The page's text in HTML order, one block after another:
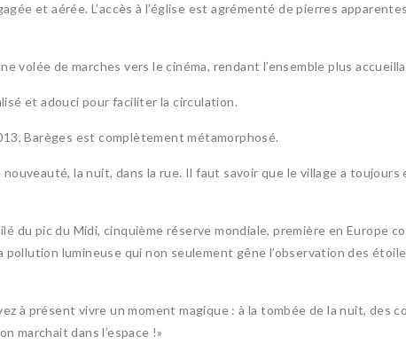
et aérée. L’accès à l’église est agrémenté de pierres
volée de marches vers le cinéma, rendant l’ensemble plus
et adouci pour faciliter la circulation.
Barèges est complètement métamorphosé.
la nuit, dans la rue. Il faut savoir que le village a toujours
pic du Midi, cinquième réserve mondiale, première en Europe
lumineuse qui non seulement gêne l’observation des
à présent vivre un moment magique : à la tombée de la nuit, des
marchait dans l’espace !»